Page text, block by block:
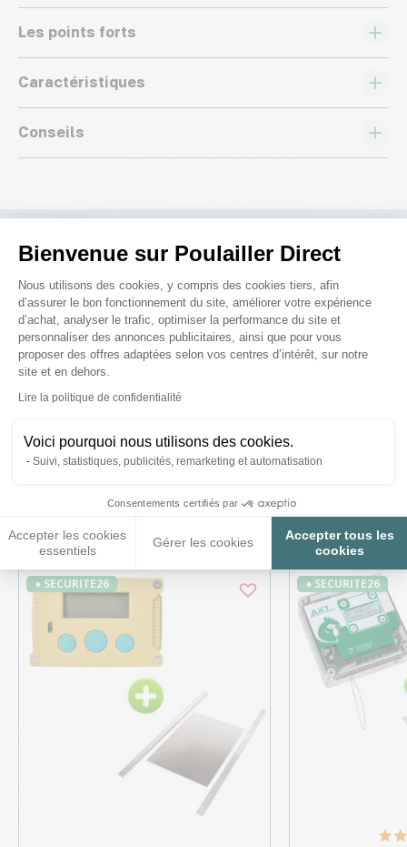
Bienvenue sur Poulailler Direct
Plateforme de Gestion du
Nous utilisons des cookies, y compris des cookies tiers, afin
d’assurer le bon fonctionnement du site, améliorer votre expérience
d’achat, analyser le trafic, optimiser la performance du site et
personnaliser des annonces publicitaires, ainsi que pour vous
proposer des offres adaptées selon vos centres d’intérêt, sur notre
site et en dehors.
Lire la politique de confidentialité
Voici pourquoi nous utilisons des cookies.
Suivi, statistiques, publicités, remarketing et automatisation
Consentements certifiés par
Accepter les cookies
essentiels
Gérer les cookies
Accepter tous les
cookies
Axeptio consent
Les points forts
Caractéristiques
Conseils
Nous répondons à toutes vos
questions ;)
Posez-nous vos questions
intéresser
♦ SECURITE26 ♦ SECURITE26